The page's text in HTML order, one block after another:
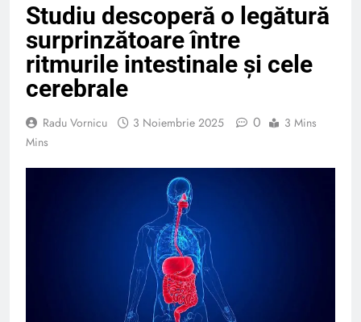
Studiu descoperă o legătură
surprinzătoare între
ritmurile intestinale și cele
cerebrale
Radu Vornicu 3 Noiembrie 2025 0
3 Mins
Mins